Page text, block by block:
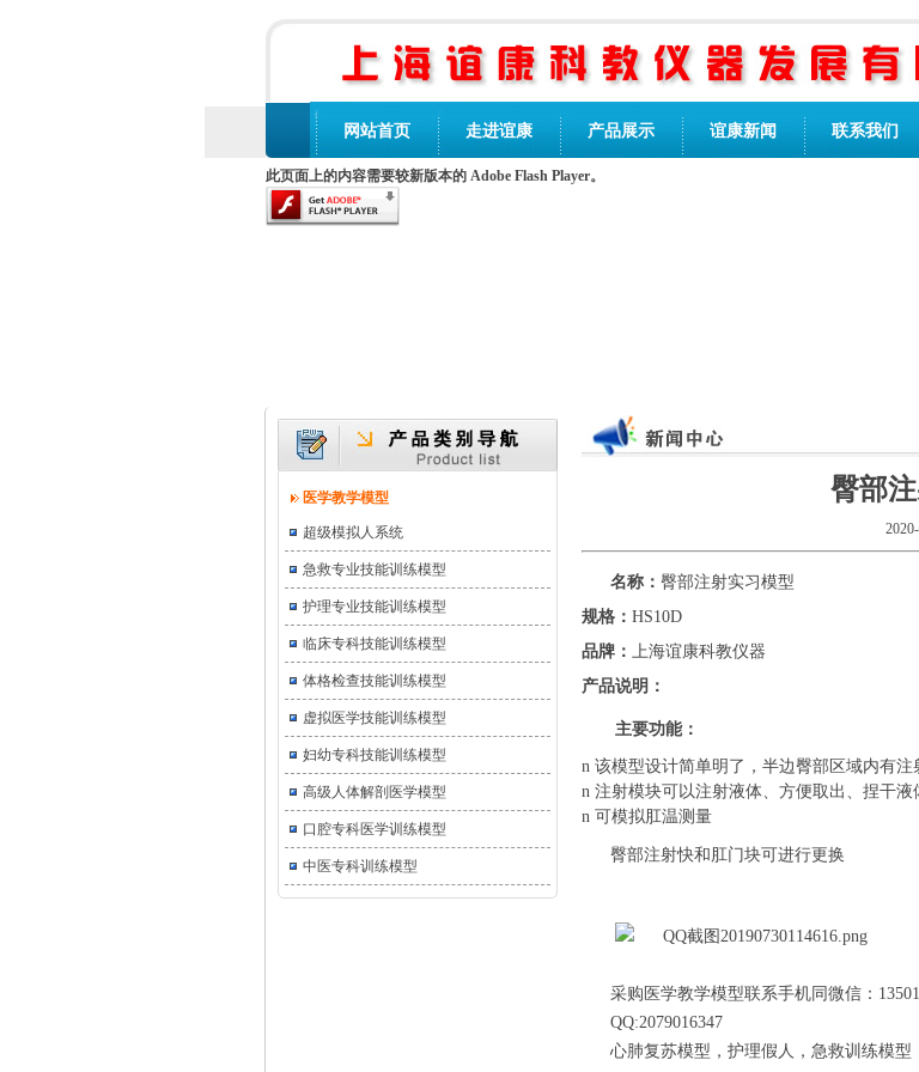
网站首页 走进谊康 产品展示 谊康新闻 联系我们
此页面上的内容需要较新版本的 Adobe Flash Player。
医学教学模型
超级模拟人系统
急救专业技能训练模型
护理专业技能训练模型
临床专科技能训练模型
体格检查技能训练模型
虚拟医学技能训练模型
妇幼专科技能训练模型
高级人体解剖医学模型
口腔专科医学训练模型
中医专科训练模型
臀部
名称： 臀部注射实习模型
规格： HS10D
品牌： 上海谊康科教仪器
产品说明：
主要功能：
n 该模型设计简单明了，半边臀部区域内有注
n 注射模块可以注射液体、方便取出、捏干液
n 可模拟肛温测量
臀部注射快和肛门块可进行更换
采购医学教学模型联系手机同微信：
QQ:2079016347
心肺复苏模型，护理假人，急救训练模型